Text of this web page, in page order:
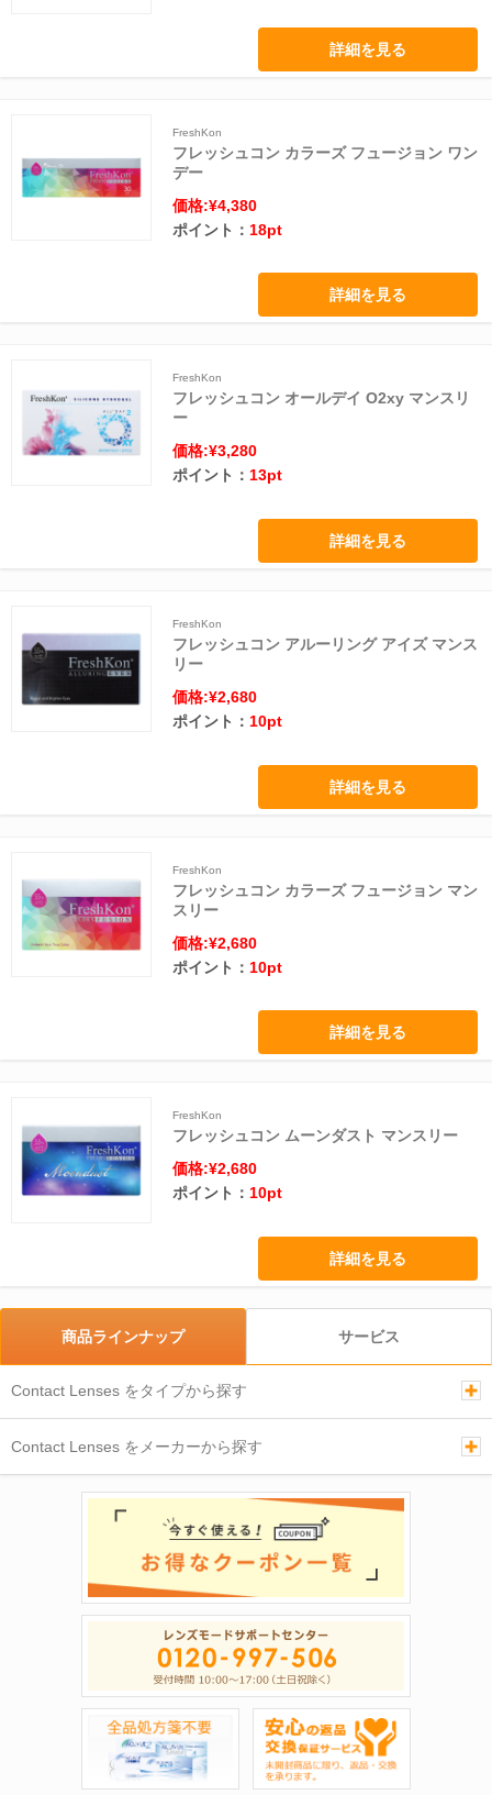
詳細を見る
FreshKon
フレッシュコン カラーズ フュージョン ワン
デー
価格:¥4,380
ポイント： 18pt
詳細を見る
FreshKon
フレッシュコン オールデイ O2xy マンスリ
ー
価格:¥3,280
ポイント：13pt
詳細を見る
FreshKon
フレッシュコン アルーリング アイズ マンス
リー
価格:¥2,680
ポイント： 10pt
詳細を見る
FreshKon
フレッシュコン カラーズ フュージョン マン
スリー
価格:¥2,680
ポイント： 10pt
詳細を見る
FreshKon
フレッシュコン ムーンダスト マンスリー
価格:¥2,680
ポイント：10pt
詳細を見る
商品ラインナップ
Contact Lenses をタイプから探す
Contact Lenses をメーカーから探す
サービス